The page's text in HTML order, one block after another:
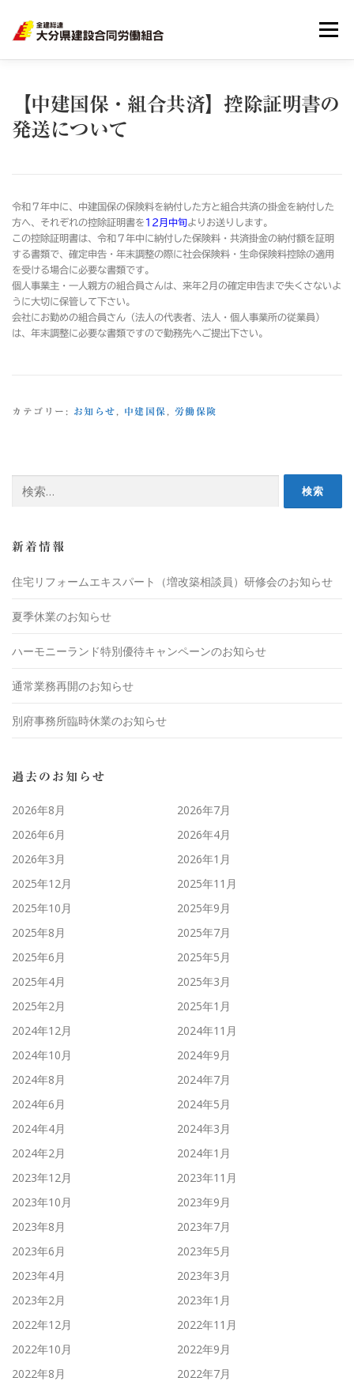
メニュー
【中建国保・組合共済】控除証明書の
発送について
令和７年中に、中建国保の保険料を納付した方と組合共済の掛金を納付した
方へ、それぞれの控除証明書を12月中旬よりお送りします。
この控除証明書は、令和７年中に納付した保険料・共済掛金の納付額を証明
する書類で、確定申告・年末調整の際に社会保険料・生命保険料控除の適用
を受ける場合に必要な書類です。
個人事業主・一人親方の組合員さんは、来年2月の確定申告まで失くさないよ
うに大切に保管して下さい。
会社にお勤めの組合員さん（法人の代表者、法人・個人事業所の従業員）
は、年末調整に必要な書類ですので勤務先へご提出下さい。
カテゴリー: お知らせ 中建国保 労働保険
新着情報
住宅リフォームエキスパート（増改築相談員）研修会のお知らせ
夏季休業のお知らせ
ハーモニーランド特別優待キャンペーンのお知らせ
通常業務再開のお知らせ
別府事務所臨時休業のお知らせ
過去のお知らせ
2026年8月
2026年7月
2026年6月
2026年4月
2026年3月
2026年1月
2025年12月
2025年11月
2025年10月
2025年9月
2025年8月
2025年7月
2025年6月
2025年5月
2025年4月
2025年3月
2025年2月
2025年1月
2024年12月
2024年11月
2024年10月
2024年9月
2024年8月
2024年7月
2024年6月
2024年5月
2024年4月
2024年3月
2024年2月
2024年1月
2023年12月
2023年11月
2023年10月
2023年9月
2023年8月
2023年7月
2023年6月
2023年5月
2023年4月
2023年3月
2023年2月
2023年1月
2022年12月
2022年11月
2022年10月
2022年9月
2022年8月
2022年7月